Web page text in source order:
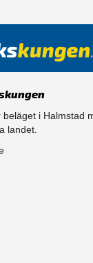
i Halmstad
landet.